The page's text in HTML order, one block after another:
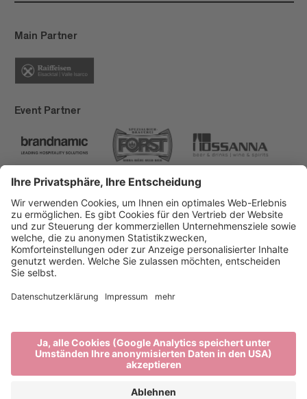
Main Partner
Event Partner
Brixen Tourismus
Privacy
Impressum
Förderungen
produced by